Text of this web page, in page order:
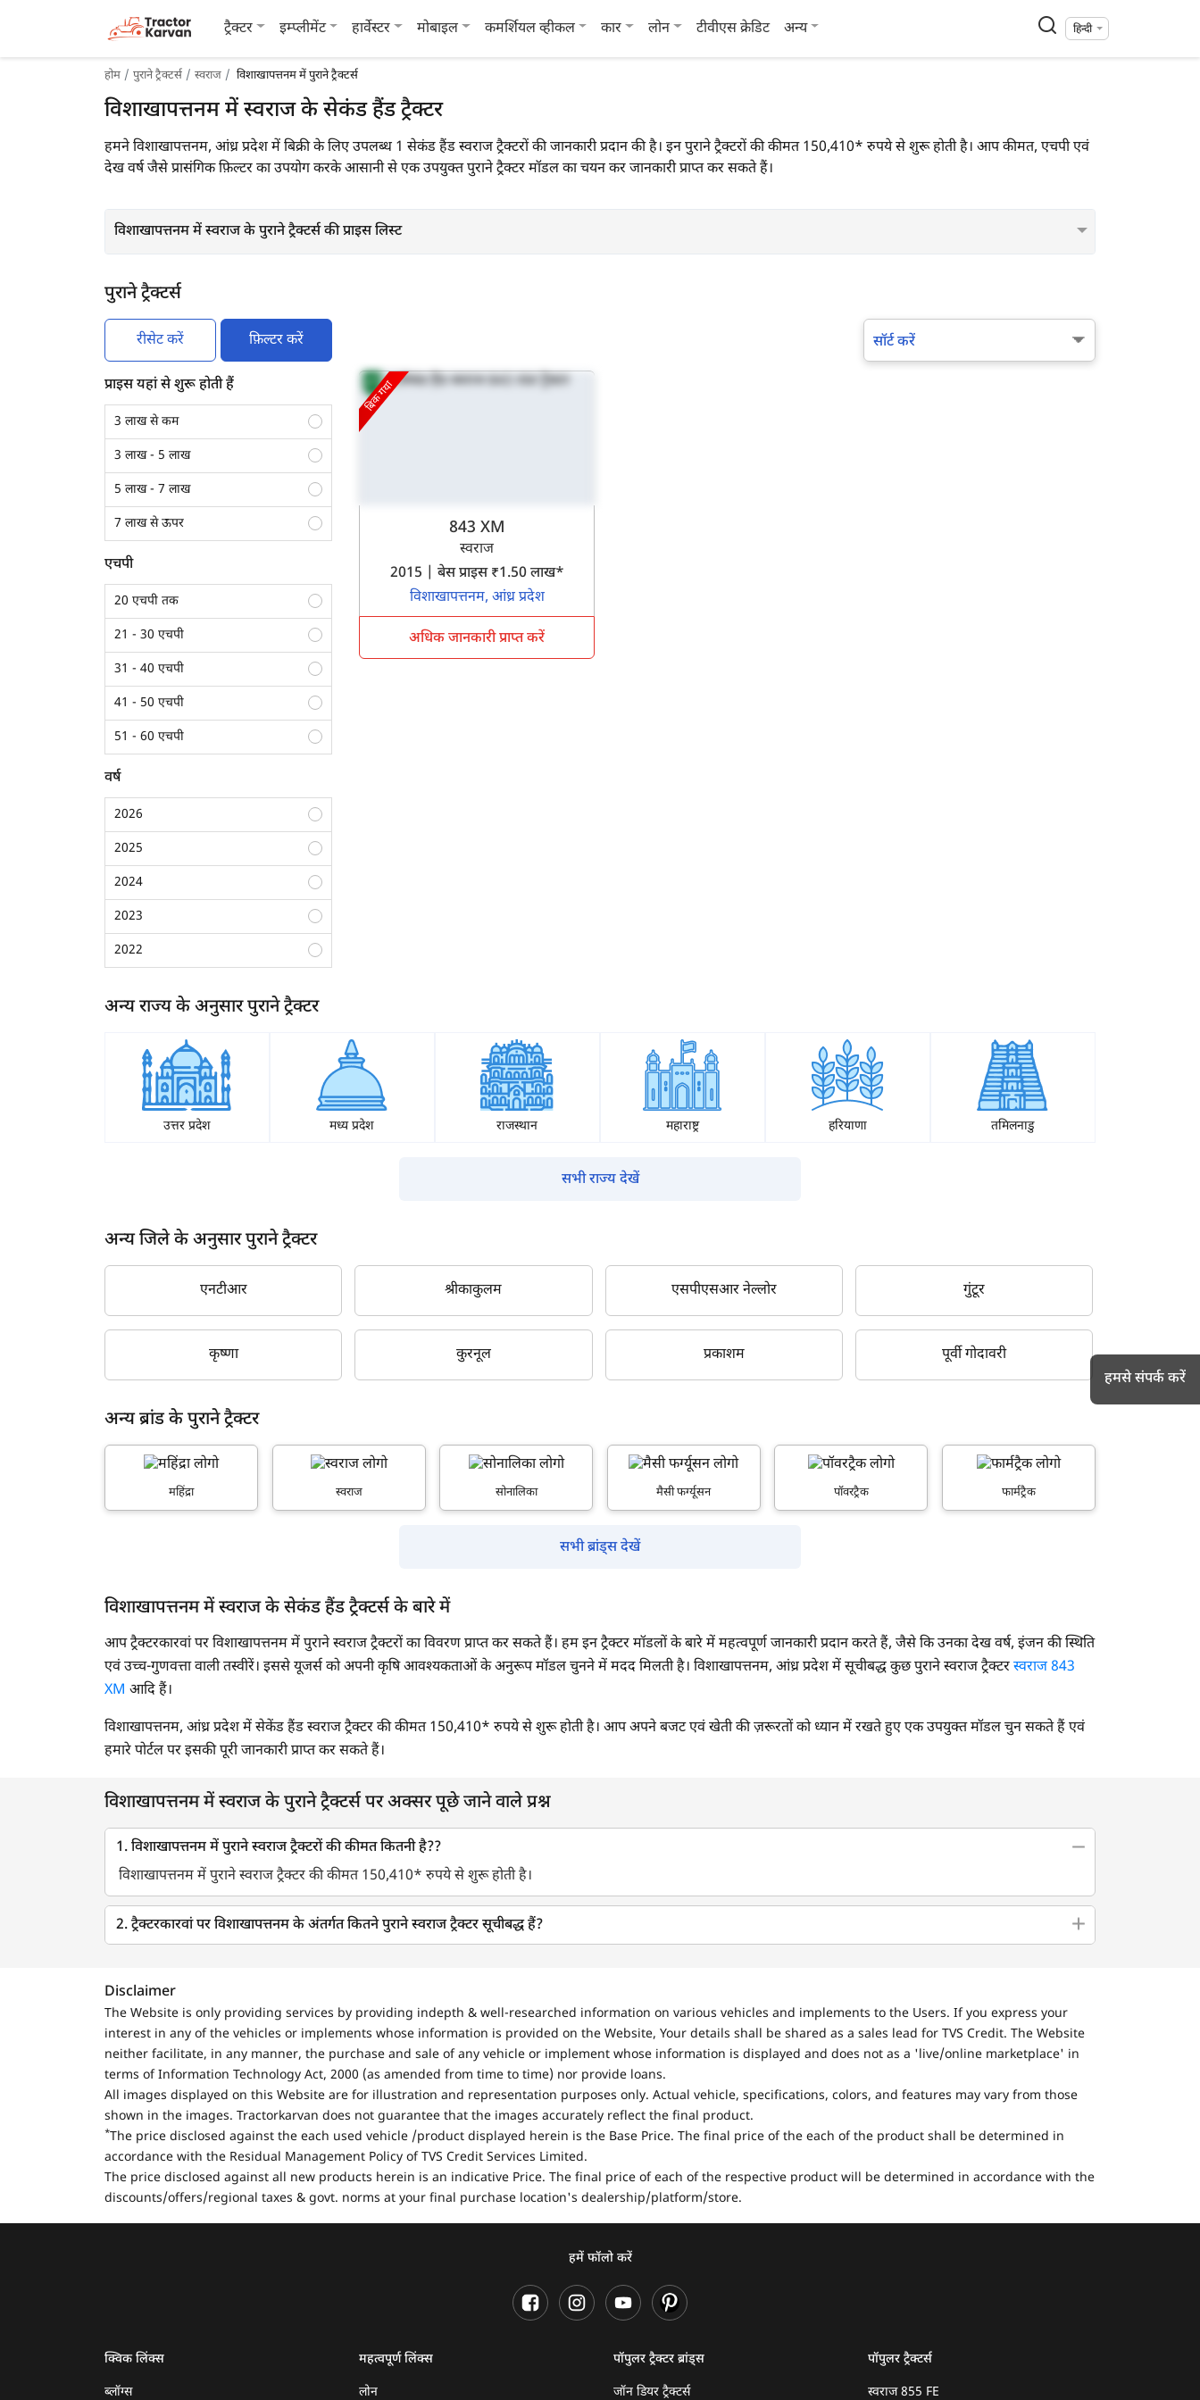
ट्रैक्टर इम्प्लीमेंट हार्वेस्टर मोबाइल कमर्शियल व्हीकल कार लोन टीवीएस क्रेडिट अन्य हिन्दी
होम पुराने ट्रैक्टर्स स्वराज विशाखापत्तनम में पुराने ट्रैक्टर्स
विशाखापत्तनम में स्वराज के सेकंड हैंड ट्रैक्टर
हमने विशाखापत्तनम, आंध्र प्रदेश में बिक्री के लिए उपलब्ध 1 सेकंड हैंड स्वराज ट्रैक्टरों की जानकारी प्रदान की है। इन पुराने ट्रैक्टरों की कीमत 150,410* रुपये से शुरू होती है। आप कीमत, एचपी एवं
देख वर्ष जैसे प्रासंगिक फ़िल्टर का उपयोग करके आसानी से एक उपयुक्त पुराने ट्रैक्टर मॉडल का चयन कर जानकारी प्राप्त कर सकते हैं।
विशाखापत्तनम में स्वराज के पुराने ट्रैक्टर्स की प्राइस लिस्ट
पुराने ट्रैक्टर्स
रीसेट करें फ़िल्टर करें
प्राइस यहां से शुरू होती हैं
3 लाख से कम
3 लाख - 5 लाख
5 लाख - 7 लाख
7 लाख से ऊपर
एचपी
20 एचपी तक
21 - 30 एचपी
31 - 40 एचपी
41 - 50 एचपी
51 - 60 एचपी
61 - 70 एचपी
70 एचपी से अधिक
वर्ष
2026
2025
2024
2023
2022
2019
2018
2008
2003
2001
2000
1999
1997
1996
सॉर्ट करें
बिक गया
843 XM
स्वराज
2015 | बेस प्राइस ₹1.50 लाख*
विशाखापत्तनम, आंध्र प्रदेश
अधिक जानकारी प्राप्त करें
अन्य राज्य के अनुसार पुराने ट्रैक्टर
उत्तर प्रदेश मध्य प्रदेश राजस्थान महाराष्ट्र हरियाणा तमिलनाडु
सभी राज्य देखें
अन्य जिले के अनुसार पुराने ट्रैक्टर
एनटीआर श्रीकाकुलम एसपीएसआर नेल्लोर गुंटूर
कृष्णा कुरनूल प्रकाशम पूर्वी गोदावरी
अन्य ब्रांड के पुराने ट्रैक्टर
महिंद्रा स्वराज सोनालिका मैसी फर्ग्यूसन पॉवरट्रैक फार्मट्रैक
सभी ब्रांड्स देखें
विशाखापत्तनम में स्वराज के सेकंड हैंड ट्रैक्टर्स के बारे में
आप ट्रैक्टरकारवां पर विशाखापत्तनम में पुराने स्वराज ट्रैक्टरों का विवरण प्राप्त कर सकते हैं। हम इन ट्रैक्टर मॉडलों के बारे में महत्वपूर्ण जानकारी प्रदान करते हैं, जैसे कि उनका देख वर्ष, इंजन की स्थिति
एवं उच्च-गुणवत्ता वाली तस्वीरें। इससे यूजर्स को अपनी कृषि आवश्यकताओं के अनुरूप मॉडल चुनने में मदद मिलती है। विशाखापत्तनम, आंध्र प्रदेश में सूचीबद्ध कुछ पुराने स्वराज ट्रैक्टरस्वराज 843
XM आदि हैं।
विशाखापत्तनम, आंध्र प्रदेश में सेकेंड हैंड स्वराज ट्रैक्टर की कीमत 150,410* रुपये से शुरू होती है। आप अपने बजट एवं खेती की ज़रूरतों को ध्यान में रखते हुए एक उपयुक्त मॉडल चुन सकते हैं एवं
हमारे पोर्टल पर इसकी पूरी जानकारी प्राप्त कर सकते हैं।
विशाखापत्तनम में स्वराज के पुराने ट्रैक्टर्स पर अक्सर पूछे जाने वाले प्रश्न
1. विशाखापत्तनम में पुराने स्वराज ट्रैक्टरों की कीमत कितनी है??
विशाखापत्तनम में पुराने स्वराज ट्रैक्टर की कीमत 150,410* रुपये से शुरू होती है।
2. ट्रैक्टरकारवां पर विशाखापत्तनम के अंतर्गत कितने पुराने स्वराज ट्रैक्टर सूचीबद्ध हैं?
Disclaimer
The Website is only providing services by providing indepth & well-researched information on various vehicles and implements to the Users. If you express your
interest in any of the vehicles or implements whose information is provided on the Website, Your details shall be shared as a sales lead for TVS Credit. The Website
neither facilitate, in any manner, the purchase and sale of any vehicle or implement whose information is displayed and does not as a 'live/online marketplace' in
terms of Information Technology Act, 2000 (as amended from time to time) nor provide loans.
All images displayed on this Website are for illustration and representation purposes only. Actual vehicle, specifications, colors, and features may vary from those
shown in the images. Tractorkarvan does not guarantee that the images accurately reflect the final product.
*The price disclosed against the each used vehicle /product displayed herein is the Base Price. The final price of the each of the product shall be determined in
accordance with the Residual Management Policy of TVS Credit Services Limited.
The price disclosed against all new products herein is an indicative Price. The final price of each of the respective product will be determined in accordance with the
discounts/offers/regional taxes & govt. norms at your final purchase location's dealership/platform/store.
हमें फॉलो करें
क्विक लिंक्स
ब्लॉग्स
महत्वपूर्ण लिंक्स
लोन
पॉपुलर ट्रैक्टर ब्रांड्स
जॉन डियर ट्रैक्टर्स
पॉपुलर ट्रैक्टर्स
स्वराज 855 FE
हमसे संपर्क करें
हम आपकी किस प्रकार सहायता कर सकते हैं?
पिन कोड दर्ज करें
By registering here, I agree to TVS Credit ServicesTerms & Conditions and
Privacy Policy. I authorize TVS Credit Services to share my Personal Data with
आपकी जानकारी हमारे पास सुरक्षित है।